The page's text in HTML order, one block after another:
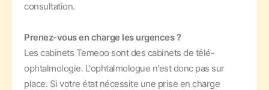
consultation.
Prenez-vous en charge les urgences ?
Les cabinets Temeoo sont des cabinets de télé-
ophtalmologie. L'ophtalmologue n'est donc pas sur
place. Si votre état nécessite une prise en charge